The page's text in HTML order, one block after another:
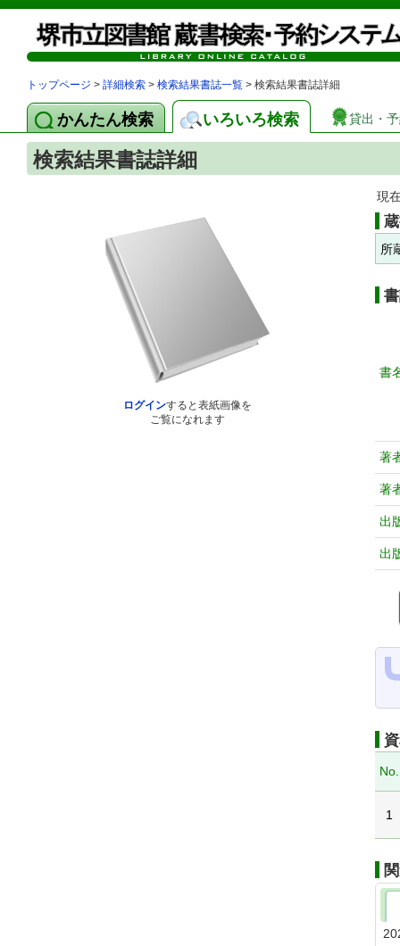
トップページ > 詳細検索 > 検索結果書誌一覧 > 検索結果書誌詳細
かんたん検索 いろいろ検索 貸出・
検索結果書誌詳細
ログインすると表紙画像を
ご覧になれます
現
所
書
著
著
出
出
No.
1